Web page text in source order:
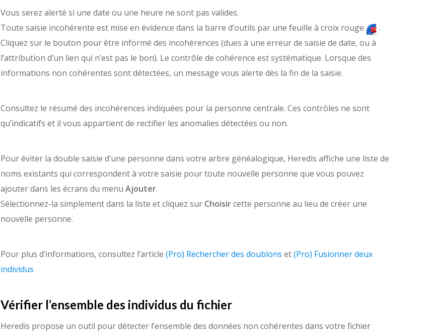
Vous serez alerté si une date ou une heure ne sont pas valides.
Toute saisie incohérente est mise en évidence dans la barre d’outils par une feuille à croix rouge
.
Cliquez sur le bouton pour être informé des incohérences (dues à une erreur de saisie de date, ou à
l’attribution d’un lien qui n’est pas le bon). Le contrôle de cohérence est systématique. Lorsque des
informations non cohérentes sont détectées, un message vous alerte dès la fin de la saisie.
Consultez le résumé des incohérences indiquées pour la personne centrale. Ces contrôles ne sont
qu’indicatifs et il vous appartient de rectifier les anomalies détectées ou non.
Pour éviter la double saisie d’une personne dans votre arbre généalogique, Heredis affiche une liste de
noms existants qui correspondent à votre saisie pour toute nouvelle personne que vous pouvez
ajouter dans les écrans du menu Ajouter.
Sélectionnez-la simplement dans la liste et cliquez sur Choisircette personne au lieu de créer une
nouvelle personne.
Pour plus d’informations, consultez l’article (Pro) Rechercher des doublons et(Pro) Fusionner deux
individus
Vérifier l’ensemble des individus du fichier
Heredis propose un outil pour détecter l’ensemble des données non cohérentes dans votre fichier